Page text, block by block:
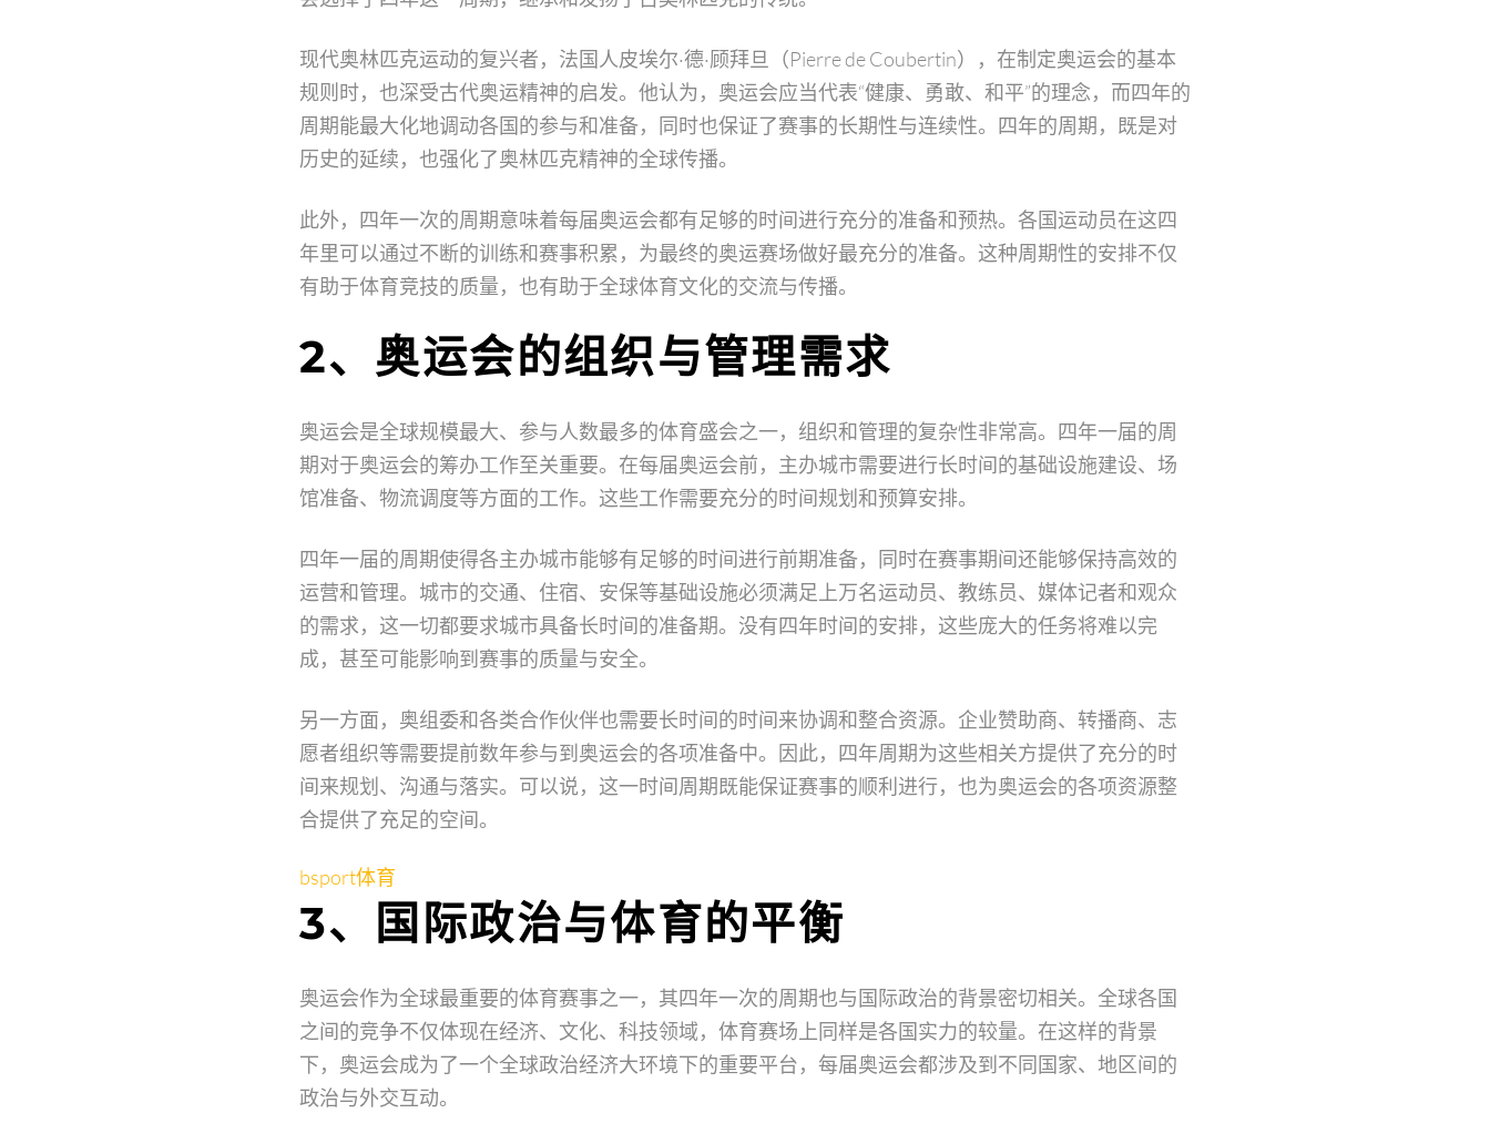
现代奥林匹克运动的复兴者，法国人皮埃尔·德·顾拜旦（Pierre de Coubertin），在制定奥运会的基本
规则时，也深受古代奥运精神的启发。他认为，奥运会应当代表“健康、勇敢、和平”的理念，而四年的
周期能最大化地调动各国的参与和准备，同时也保证了赛事的长期性与连续性。四年的周期，既是对
历史的延续，也强化了奥林匹克精神的全球传播。
此外，四年一次的周期意味着每届奥运会都有足够的时间进行充分的准备和预热。各国运动员在这四
年里可以通过不断的训练和赛事积累，为最终的奥运赛场做好最充分的准备。这种周期性的安排不仅
有助于体育竞技的质量，也有助于全球体育文化的交流与传播。
2、奥运会的组织与管理需求
奥运会是全球规模最大、参与人数最多的体育盛会之一，组织和管理的复杂性非常高。四年一届的周
期对于奥运会的筹办工作至关重要。在每届奥运会前，主办城市需要进行长时间的基础设施建设、场
馆准备、物流调度等方面的工作。这些工作需要充分的时间规划和预算安排。
四年一届的周期使得各主办城市能够有足够的时间进行前期准备，同时在赛事期间还能够保持高效的
运营和管理。城市的交通、住宿、安保等基础设施必须满足上万名运动员、教练员、媒体记者和观众
的需求，这一切都要求城市具备长时间的准备期。没有四年时间的安排，这些庞大的任务将难以完
成，甚至可能影响到赛事的质量与安全。
另一方面，奥组委和各类合作伙伴也需要长时间的时间来协调和整合资源。企业赞助商、转播商、志
愿者组织等需要提前数年参与到奥运会的各项准备中。因此，四年周期为这些相关方提供了充分的时
间来规划、沟通与落实。可以说，这一时间周期既能保证赛事的顺利进行，也为奥运会的各项资源整
合提供了充足的空间。
bsport体育
3、国际政治与体育的平衡
奥运会作为全球最重要的体育赛事之一，其四年一次的周期也与国际政治的背景密切相关。全球各国
之间的竞争不仅体现在经济、文化、科技领域，体育赛场上同样是各国实力的较量。在这样的背景
下，奥运会成为了一个全球政治经济大环境下的重要平台，每届奥运会都涉及到不同国家、地区间的
政治与外交互动。